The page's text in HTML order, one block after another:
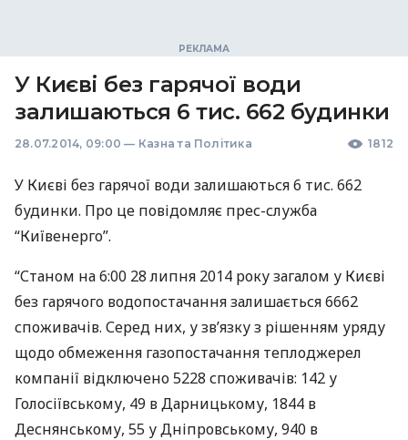
У Києві без гарячої води
залишаються 6 тис. 662 будинки
28.07.2014, 09:00 — Казна та Політика 1812
У Києві без гарячої води залишаються 6 тис. 662
будинки. Про це повідомляє прес-служба
“Київенерго”.
“Станом на 6:00 28 липня 2014 року загалом у Києві
без гарячого водопостачання залишається 6662
споживачів. Серед них, у зв’язку з рішенням уряду
щодо обмеження газопостачання теплоджерел
компанії відключено 5228 споживачів: 142 у
Голосіївському, 49 в Дарницькому, 1844 в
Деснянському, 55 у Дніпровському, 940 в